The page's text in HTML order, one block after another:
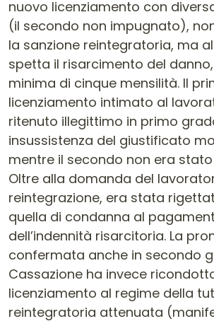
nuovo licenziamento con
(il secondo non impugnato),
la sanzione reintegratoria, ma
spetta il risarcimento del
minima di cinque mensilità. Il
licenziamento intimato al
ritenuto illegittimo in primo
insussistenza del giustificato
mentre il secondo non era
Oltre alla domanda del
reintegrazione, era stata
quella di condanna al
dell’indennità risarcitoria. La
confermata anche in secondo
Cassazione ha invece
licenziamento al regime della
reintegratoria attenuata